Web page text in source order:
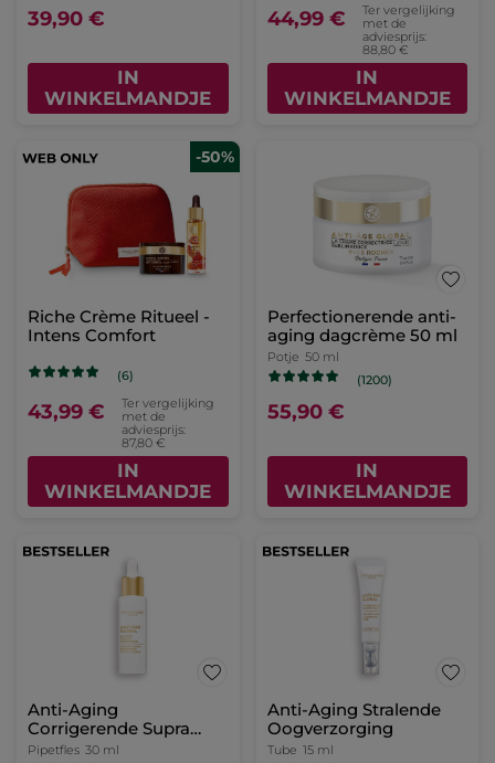
39,90 €
IN
WINKELMANDJE
44,99 €
Ter vergelijking
met de
adviesprijs:
88,80 €
IN
WINKELMANDJE
-50%
Riche Crème Ritueel -
Intens Comfort
(6)
43,99 €
Ter vergelijking
met de
adviesprijs:
87,80 €
IN
WINKELMANDJE
Perfectionerende anti-
aging dagcrème 50 ml
Potje 50 ml
(1200)
55,90 €
IN
WINKELMANDJE
Anti-Aging
Corrigerende Supra
Essence
Pipetfles 30 ml
Anti-Aging Stralende
Oogverzorging
Tube 15 ml